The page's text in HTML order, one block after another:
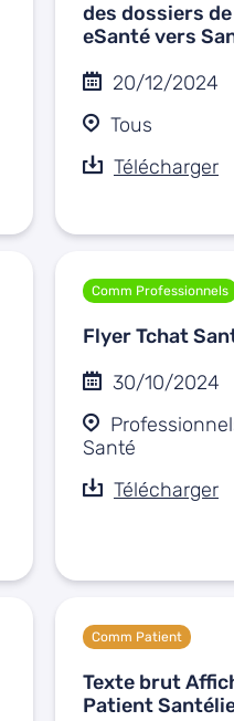
des dossiers
eSanté vers
20/12/2024
Tous
Télécharger
Comm Professionnels
Flyer Tchat
30/10/2024
Santé
Télécharger
Comm Patient
Texte brut
Patient